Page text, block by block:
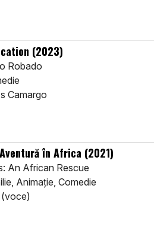
(2023)
Robado
Camargo
în Africa (2021)
An African Rescue
Animaţie, Comedie